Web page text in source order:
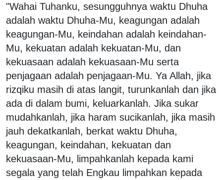
"Wahai Tuhanku, sesungguhnya waktu Dhuha
adalah waktu Dhuha-Mu, keagungan adalah
keagungan-Mu, keindahan adalah keindahan-
Mu, kekuatan adalah kekuatan-Mu, dan
kekuasaan adalah kekuasaan-Mu serta
penjagaan adalah penjagaan-Mu. Ya Allah, jika
rizqiku masih di atas langit, turunkanlah dan jika
ada di dalam bumi, keluarkanlah. Jika sukar
mudahkanlah, jika haram sucikanlah, jika masih
jauh dekatkanlah, berkat waktu Dhuha,
keagungan, keindahan, kekuatan dan
kekuasaan-Mu, limpahkanlah kepada kami
segala yang telah Engkau limpahkan kepada